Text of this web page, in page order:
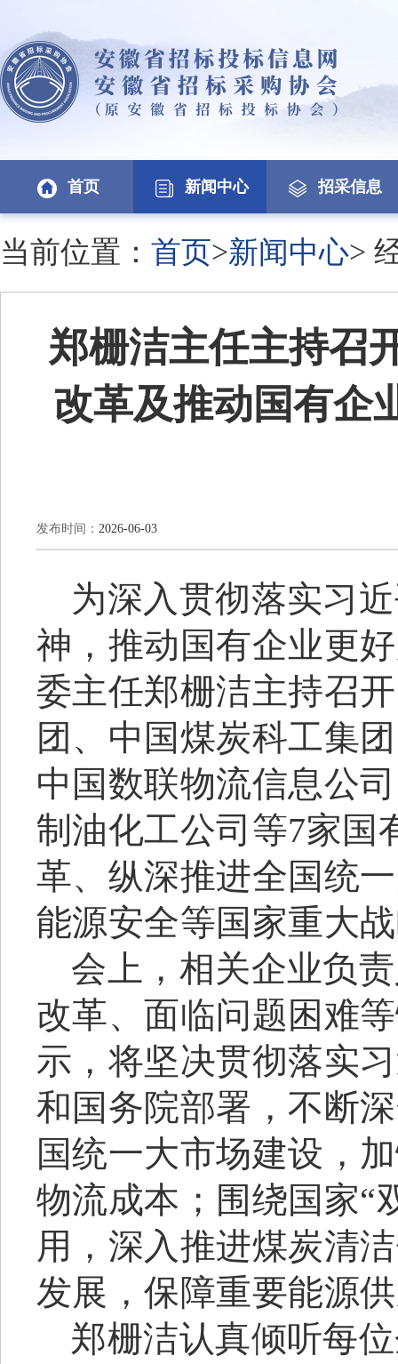
首页 新闻中心 招采信息
当前位置： 首页>新闻中心>
郑栅洁主任主持召
改革及推动国有企
发布时间： 2026-06-03
为深入贯彻落实习
神，推动国有企业更
委主任郑栅洁主持召
团、中国煤炭科工集
中国数联物流信息公
制油化工公司等7家国
革、纵深推进全国统
能源安全等国家重大
会上，相关企业负
改革、面临问题困难
示，将坚决贯彻落实
和国务院部署，不断
国统一大市场建设，
物流成本；围绕国家“
用，深入推进煤炭清
发展，保障重要能源
郑栅洁认真倾听每